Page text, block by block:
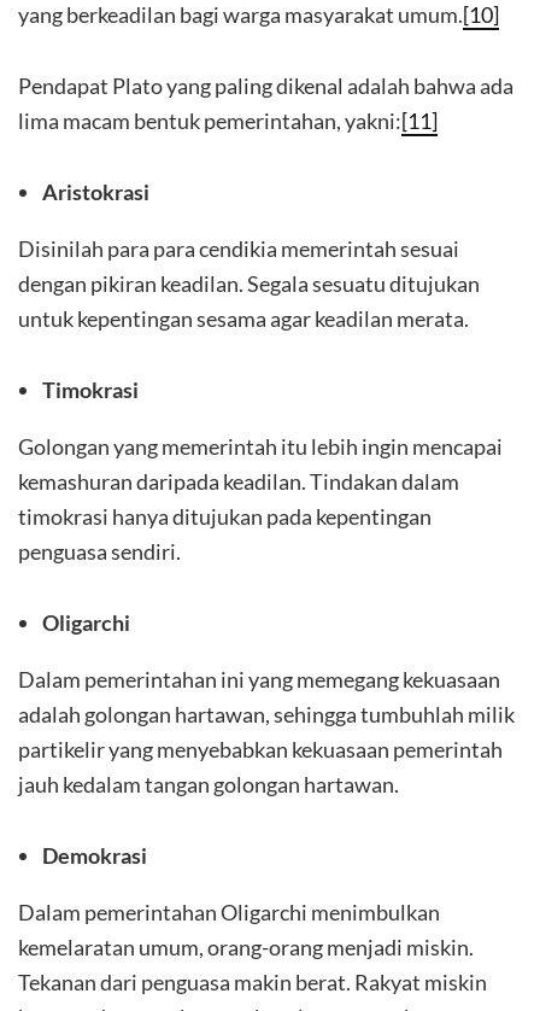
yang berkeadilan bagi warga masyarakat umum.[10]
Pendapat Plato yang paling dikenal adalah bahwa ada
lima macam bentuk pemerintahan, yakni:[11]
Aristokrasi
Disinilah para para cendikia memerintah sesuai
dengan pikiran keadilan. Segala sesuatu ditujukan
untuk kepentingan sesama agar keadilan merata.
Timokrasi
Golongan yang memerintah itu lebih ingin mencapai
kemashuran daripada keadilan. Tindakan dalam
timokrasi hanya ditujukan pada kepentingan
penguasa sendiri.
Oligarchi
Dalam pemerintahan ini yang memegang kekuasaan
adalah golongan hartawan, sehingga tumbuhlah milik
partikelir yang menyebabkan kekuasaan pemerintah
jauh kedalam tangan golongan hartawan.
Demokrasi
Dalam pemerintahan Oligarchi menimbulkan
kemelaratan umum, orang-orang menjadi miskin.
Tekanan dari penguasa makin berat. Rakyat miskin